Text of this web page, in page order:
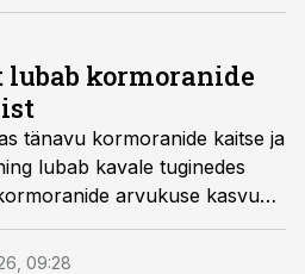
Liidu tasandil.
kormoranide
tänavu kormoranide kaitse ja
lubab kavale tuginedes
arvukuse kasvu
õlitamist kui lindude
09:28